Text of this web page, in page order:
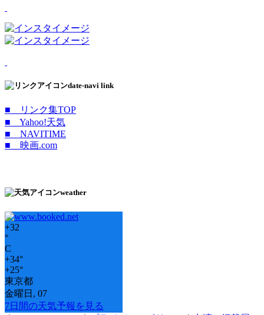
date-navi link
■ リンク集TOP
■ Yahoo!天気
■ NAVITIME
■ 映画.com
weather
+32
°
C
+34°
+25°
東京都
金曜日, 07
7日間の天気予報を見る